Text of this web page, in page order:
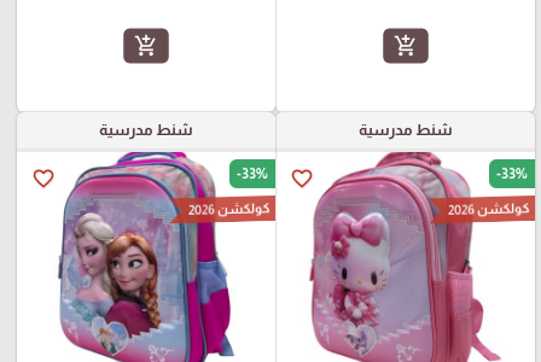
add_shopping_cart
add_shopping_cart
شنط مدرسية
favorite_border -33%
كولكشن 2026
شنط مدرسية
favorite_border -33%
كولكشن 2026